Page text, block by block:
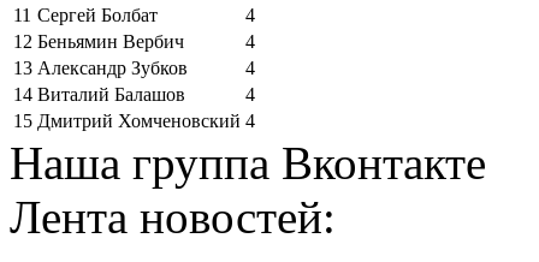
11 Сергей Болбат
4
12 Беньямин Вербич
4
13 Александр Зубков
4
14 Виталий Балашов
4
15 Дмитрий Хомченовский 4
Наша группа Вконтакте
Лента новостей: